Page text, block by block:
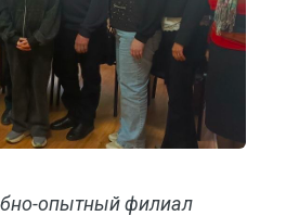
опытный филиал